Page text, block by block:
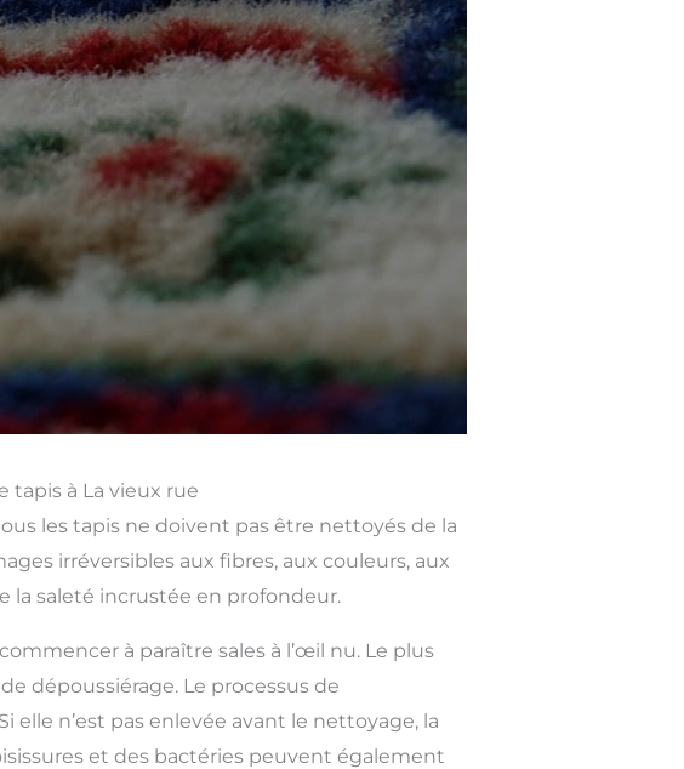
tapis à La vieux rue
les tapis ne doivent pas être nettoyés de la
irréversibles aux fibres, aux couleurs, aux
la saleté incrustée en profondeur.
à paraître sales à l’œil nu. Le plus
dépoussiérage. Le processus de
elle n’est pas enlevée avant le nettoyage, la
et des bactéries peuvent également